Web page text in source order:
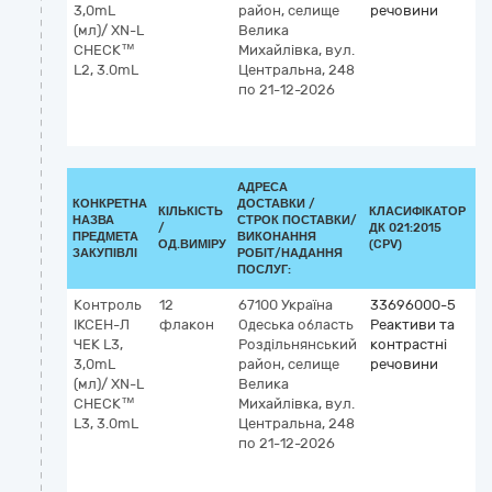
3,0mL
(мл)/ XN-L
CHECK™
L2, 3.0mL
район, селище
Велика
Михайлівка, вул.
Центральна, 248
по 21-12-2026
речовини
КОНКРЕТНА
НАЗВА
ПРЕДМЕТА
ЗАКУПІВЛІ
КІЛЬКІСТЬ
/
ОД.ВИМІРУ
АДРЕСА
ДОСТАВКИ /
СТРОК ПОСТАВКИ/
ВИКОНАННЯ
РОБІТ/НАДАННЯ
ПОСЛУГ:
КЛАСИФІКАТОР
ДК 021:2015
(CPV)
Контроль
ІКСЕН-Л
ЧЕК L3,
3,0mL
(мл)/ XN-L
CHECK™
L3, 3.0mL
12
флакон
67100 Україна
Одеська область
Роздільнянський
район, селище
Велика
Михайлівка, вул.
Центральна, 248
по 21-12-2026
33696000-5
Реактиви та
контрастні
речовини